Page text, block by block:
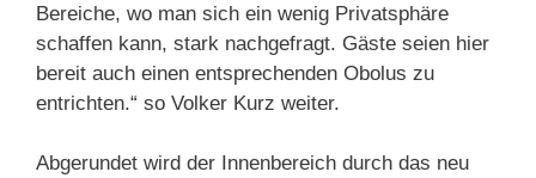
Bereiche, wo man sich ein wenig Privatsphäre
schaffen kann, stark nachgefragt. Gäste seien hier
bereit auch einen entsprechenden Obolus zu
entrichten.“ so Volker Kurz weiter.
Abgerundet wird der Innenbereich durch das neu